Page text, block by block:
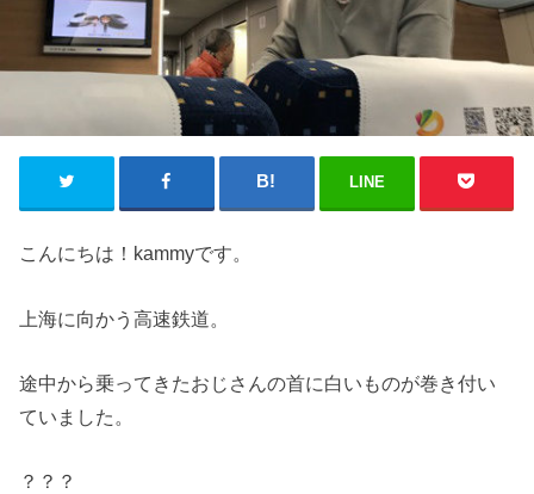
LINE
こんにちは！kammyです。
上海に向かう高速鉄道。
途中から乗ってきたおじさんの首に白いものが巻き付い
ていました。
？？？